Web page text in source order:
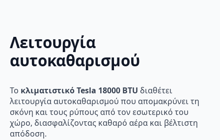
Λειτουργία
αυτοκαθαρισμού
Το κλιματιστικό Tesla 18000 BTU διαθέτει
λειτουργία αυτοκαθαρισμού που απομακρύνει τη
σκόνη και τους ρύπους από τον εσωτερικό του
χώρο, διασφαλίζοντας καθαρό αέρα και βέλτιστη
απόδοση.